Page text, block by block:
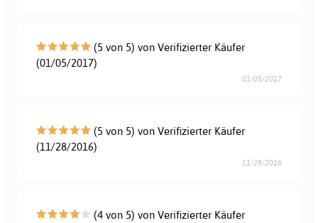
(5 von 5) von Verifizierter Käufer
(01/05/2017)
01/05/2017
(5 von 5) von Verifizierter Käufer
(11/28/2016)
11/28/2016
(4 von 5) von Verifizierter Käufer